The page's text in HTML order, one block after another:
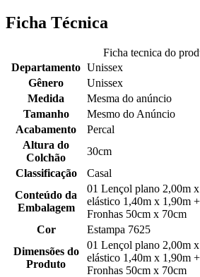
Ficha Técnica
Ficha tecnica do
Departamento Unissex
Gênero
Unissex
Medida
Mesma do anúncio
Tamanho
Mesmo do Anúncio
Acabamento
Percal
Altura do
Colchão
30cm
Classificação
Casal
Conteúdo da
Embalagem
01 Lençol plano 2,00m
elástico 1,40m x 1,90m
Fronhas 50cm x 70cm
Cor
Estampa 7625
Dimensões do
Produto
01 Lençol plano 2,00m
elástico 1,40m x 1,90m
Fronhas 50cm x 70cm